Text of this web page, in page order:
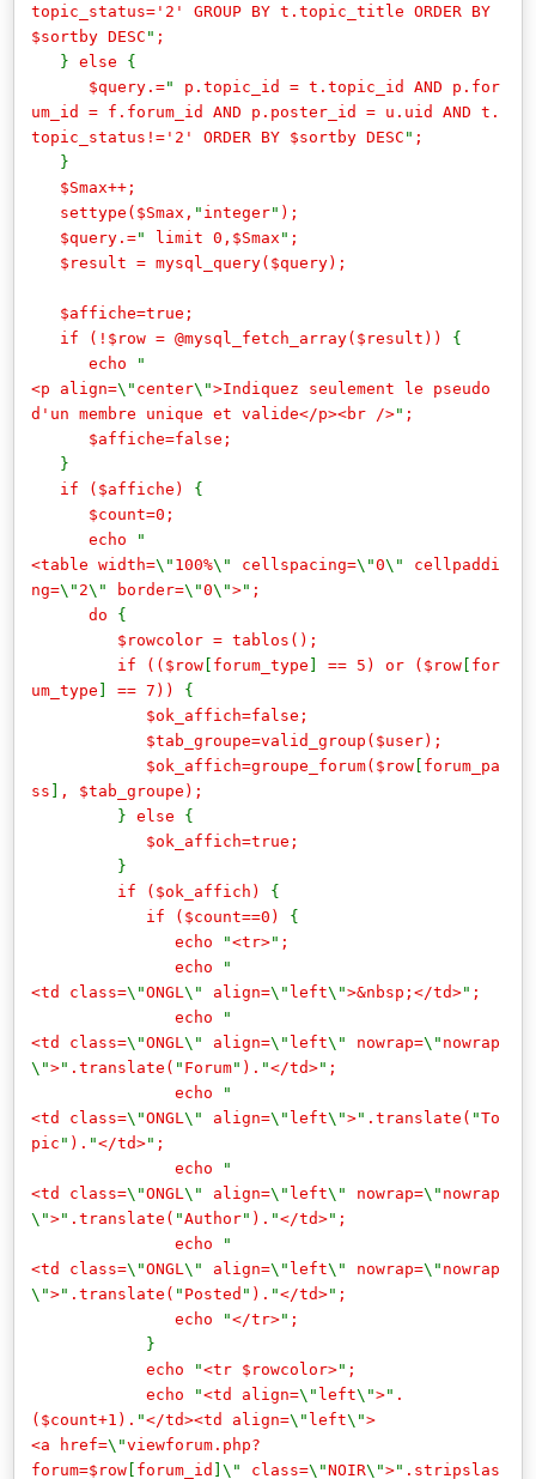
topic_status='2' GROUP BY t.topic_title ORDER BY
$sortby DESC " ;
} else {
$query.="
p.topic_id = t.topic_id AND p.for
um_id = f.forum_id AND p.poster_id = u.uid AND t.
topic_status!='2' ORDER BY $sortby DESC " ;
}
$Smax++;
settype($Smax, " integer" );
$query.=" limit 0,$Smax " ;
$result = mysql_query($query);
$affiche=true;
if (!$row = @mysql_fetch_array($result)) {
echo
"
<p align=\" center\">Indiquez seulement le pseudo
d'un membre unique et valide</p><br />" ;
$affiche=false;
}
if ($affiche) {
$count=0;
echo
"
<table width=\" 100%\" cellspacing=\"0\"
cellpaddi
ng=\" 2\" border=\"0\">" ;
do {
$rowcolor = tablos();
if (($row [ forum_type ] == 5) or ($row [ for
um_type ] == 7)) {
$ok_affich=false;
$tab_groupe=valid_group($user);
$ok_affich=groupe_forum($row [ forum_pa
ss ] , $tab_groupe);
} else {
$ok_affich=true;
}
if ($ok_affich) {
if ($count==0) {
echo
"<tr>" ;
echo
"
<td class=\"ONGL\" align=\" left\">&nbsp;</td>" ;
echo
"
<td class=\"ONGL\" align=\" left\" nowrap=\" nowrap
\">" .translate( " Forum" ). "</td>" ;
echo
"
<td class=\"ONGL\" align=\" left\">" .translate( "To
pic " ). "</td>" ;
echo
"
<td class=\"ONGL\" align=\" left\" nowrap=\" nowrap
\">" .translate( "Author" ). "</td>" ;
echo
"
<td class=\"ONGL\" align=\" left\" nowrap=\" nowrap
\">" .translate( " Posted " ). "</td>" ;
echo
"</tr>" ;
}
echo
"<tr $rowcolor>" ;
echo
"<td align=\" left\">" .
($count+1). "</td><td align=\" left\">
<a href=\"viewforum.php?
forum=$row [ forum_id ]\" class=\"NOIR\">" .stripslas